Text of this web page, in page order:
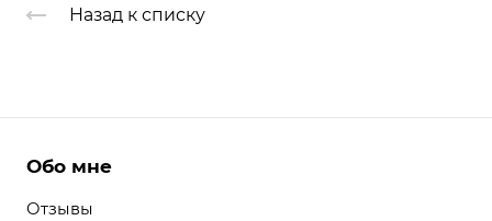
Назад к списку
Обо мне
Отзывы